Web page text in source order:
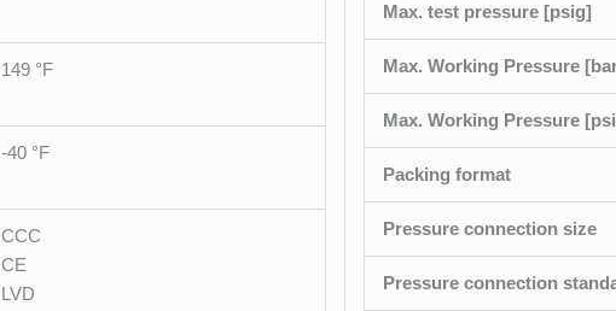
149 °F
-40 °F
CCC
CE
LVD
Max. test pressure [psig]
Max. Working Pressure
Max. Working Pressure
Packing format
Pressure connection size
Pressure connection